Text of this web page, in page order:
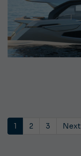
1 2 3 Next